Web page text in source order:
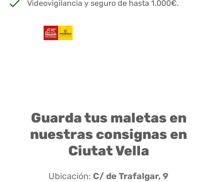
Videovigilancia y seguro de hasta 1.000€.
Guarda tus maletas en
nuestras consignas en
Ciutat Vella
Ubicación: C/ de Trafalgar, 9